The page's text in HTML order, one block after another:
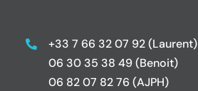
+33 7 66 32 07 92 (Laurent)
06 30 35 38 49 (Benoit)
06 82 07 82 76 (AJPH)